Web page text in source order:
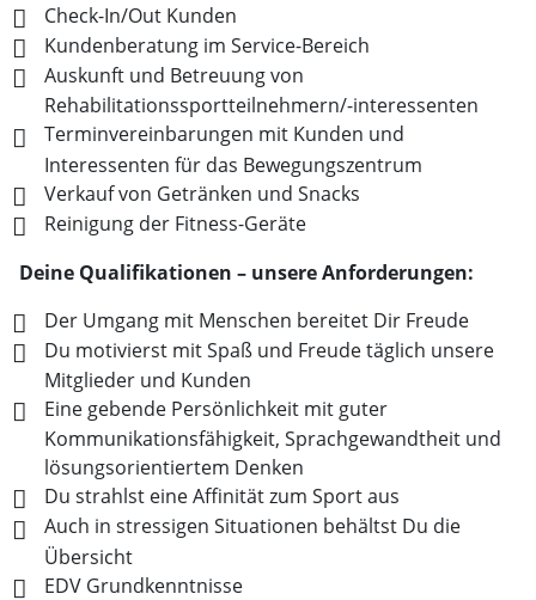
Check-In/Out Kunden
Kundenberatung im Service-Bereich
Auskunft und Betreuung von
Rehabilitationssportteilnehmern/-interessenten
Terminvereinbarungen mit Kunden und
Interessenten für das Bewegungszentrum
Verkauf von Getränken und Snacks
Reinigung der Fitness-Geräte
Deine Qualifikationen – unsere Anforderungen:
Der Umgang mit Menschen bereitet Dir Freude
Du motivierst mit Spaß und Freude täglich unsere
Mitglieder und Kunden
Eine gebende Persönlichkeit mit guter
Kommunikationsfähigkeit, Sprachgewandtheit und
lösungsorientiertem Denken
Du strahlst eine Affinität zum Sport aus
Auch in stressigen Situationen behältst Du die
Übersicht
EDV Grundkenntnisse